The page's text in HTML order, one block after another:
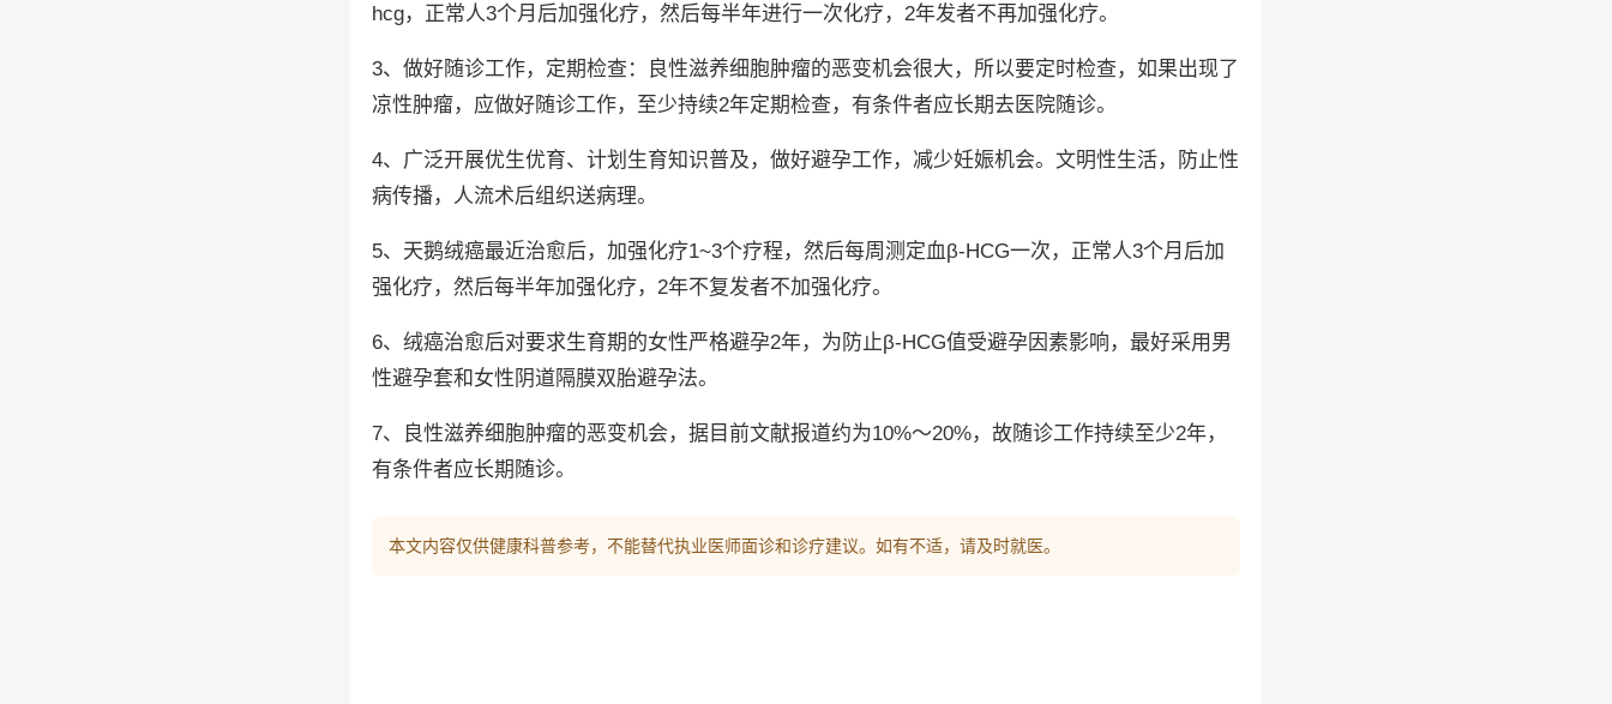
hcg，正常人3个月后加强化疗，然后每半年进行一次化疗，2年发者不再加强化疗。
3、做好随诊工作，定期检查：良性滋养细胞肿瘤的恶变机会很大，所以要定时检查，如果出现了
凉性肿瘤，应做好随诊工作，至少持续2年定期检查，有条件者应长期去医院随诊。
4、广泛开展优生优育、计划生育知识普及，做好避孕工作，减少妊娠机会。文明性生活，防止性
病传播，人流术后组织送病理。
5、天鹅绒癌最近治愈后，加强化疗1~3个疗程，然后每周测定血β-HCG一次，正常人3个月后加
强化疗，然后每半年加强化疗，2年不复发者不加强化疗。
6、绒癌治愈后对要求生育期的女性严格避孕2年，为防止β-HCG值受避孕因素影响，最好采用男
性避孕套和女性阴道隔膜双胎避孕法。
7、良性滋养细胞肿瘤的恶变机会，据目前文献报道约为10%～20%，故随诊工作持续至少2年，
有条件者应长期随诊。
本文内容仅供健康科普参考，不能替代执业医师面诊和诊疗建议。如有不适，请及时就医。